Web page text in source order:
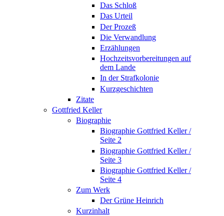
Das Schloß
Das Urteil
Der Prozeß
Die Verwandlung
Erzählungen
Hochzeitsvorbereitungen auf
dem Lande
In der Strafkolonie
Kurzgeschichten
Zitate
Gottfried Keller
Biographie
Biographie Gottfried Keller /
Seite 2
Biographie Gottfried Keller /
Seite 3
Biographie Gottfried Keller /
Seite 4
Zum Werk
Der Grüne Heinrich
Kurzinhalt